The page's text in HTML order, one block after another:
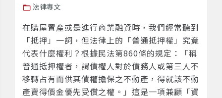
法律專文
在購屋置產或是進行商業融資時，我們經常聽到
「抵押」一詞，但法律上的「普通抵押權」究竟
代表什麼權利？根據民法第860條的規定：「稱
普通抵押權者，謂債權人對於債務人或第三人不
移轉占有而供其債權擔保之不動產，得就該不動
產賣得價金優先受償之權。」這是一項兼顧「資